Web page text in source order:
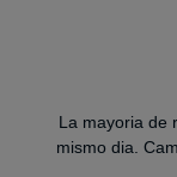
La mayoria de
mismo dia.